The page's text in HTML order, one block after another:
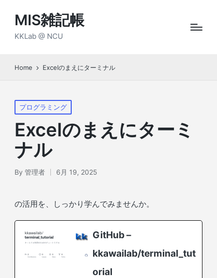
MIS雑記帳
KKLab @ NCU
Home Excelのまえにターミナル
Posted
in
プログラミング
Excelのまえにターミ
ナル
Posted
By 管理者 6月 19, 2025
の活用を、しっかり学んでみませんか。
GitHub –
kkawailab/terminal_tut
orial